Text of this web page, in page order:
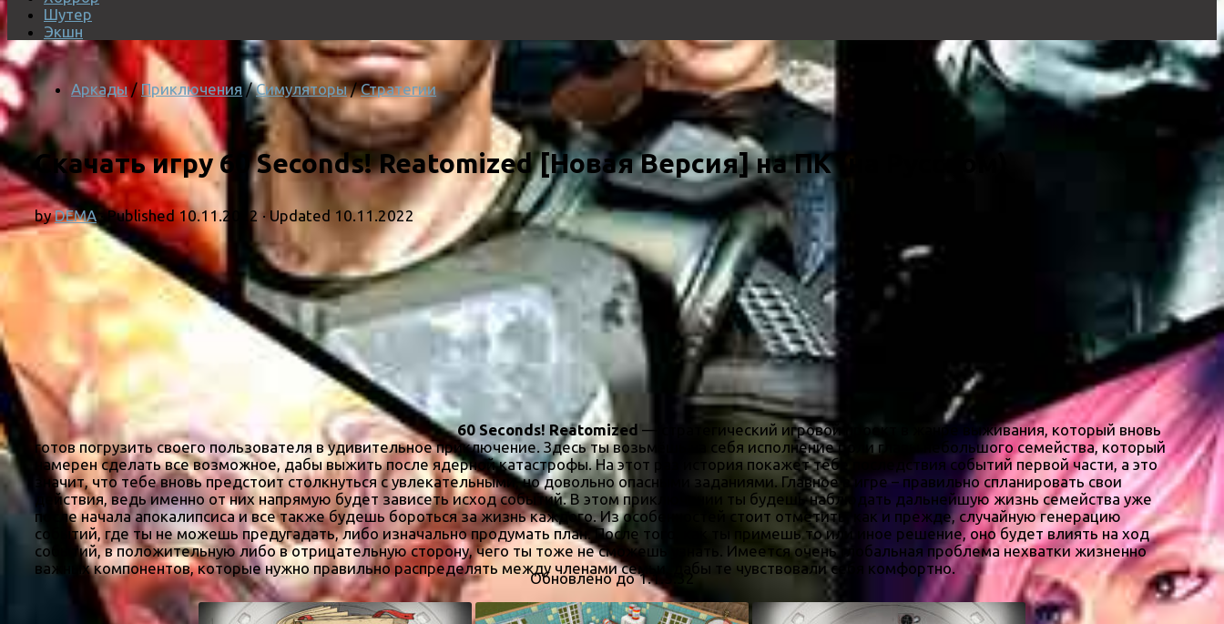
Шутер
Экшн
Аркады / Приключения / Симуляторы / Стратегии
Скачать игру 60 Seconds! Reatomized [Новая Версия] на ПК (на Русском)
byDEMA · Published10.11.2022 · Updated 10.11.2022
60 Seconds! Reatomized — стратегический игровой проект в жанре выживания, который вновь
готов погрузить своего пользователя в удивительное приключение. Здесь ты возьмёшь на себя исполнение роли главы небольшого семейства, который
намерен сделать все возможное, дабы выжить после ядерной катастрофы. На этот раз история покажет тебе последствия событий первой части, а это
значит, что тебе вновь предстоит столкнуться с увлекательными, но довольно опасными заданиями. Главное в игре – правильно спланировать свои
действия, ведь именно от них напрямую будет зависеть исход событий. В этом приключении ты будешь наблюдать дальнейшую жизнь семейства уже
после начала апокалипсиса и все также будешь бороться за жизнь каждого. Из особенностей стоит отметить, как и прежде, случайную генерацию
событий, где ты не можешь предугадать, либо изначально продумать план. После того, как ты примешь то или иное решение, оно будет влиять на ход
событий, в положительную либо в отрицательную сторону, чего ты тоже не сможешь узнать. Имеется очень глобальная проблема нехватки жизненно
важных компонентов, которые нужно правильно распределять между членами семьи, дабы те чувствовали себя комфортно.
Обновлено до 1.1.5.32